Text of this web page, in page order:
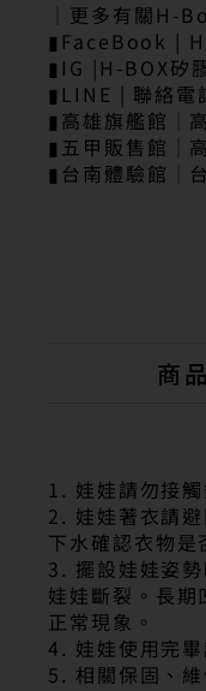
｜更多有關H-
▮FaceBook |
▮IG |H-BOX矽
▮LINE | 聯絡電
▮高雄旗艦館｜
▮五甲販售館｜
▮台南體驗館｜
商
1. 娃娃請勿接觸
2. 娃娃著衣請
下水確認衣物是
3. 擺設娃娃姿
娃娃斷裂。長期
正常現象。
4. 娃娃使用完
5. 相關保固、